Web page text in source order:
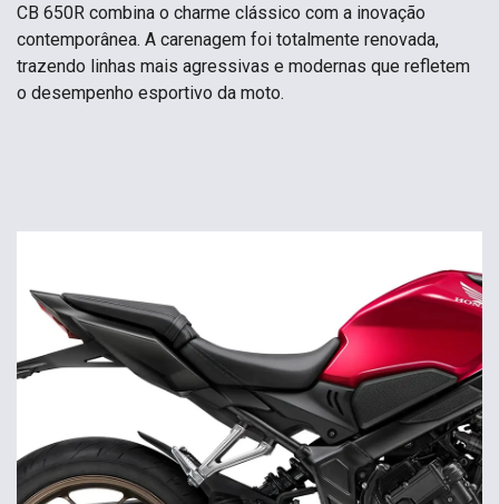
CB 650R combina o charme clássico com a inovação
contemporânea. A carenagem foi totalmente renovada,
trazendo linhas mais agressivas e modernas que refletem
o desempenho esportivo da moto.